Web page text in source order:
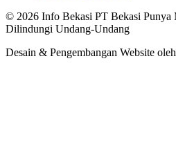
© 2026 Info Bekasi PT Bekasi
Dilindungi Undang-Undang
Desain & Pengembangan Website oleh